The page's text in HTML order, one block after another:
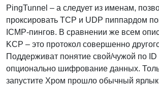
PingTunnel – а следует из именам,
проксировать TCP и UDP пиппардом
ICMP-пингов. В сравнении же всем
KCP – это протокол совершенно
Поддерживат понятие свой/чужой по ID
опционально шифрование данных.
запустите Хром прошло обычный